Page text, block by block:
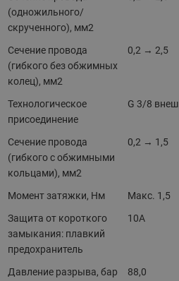
(одножильного/
скрученного), мм2
Сечение провода
(гибкого без обжимных
колец), мм2
0,2 → 2,5
Технологическое
присоединение
G 3/8
Сечение провода
(гибкого с обжимными
кольцами), мм2
0,2 → 1,5
Момент затяжки, Нм
Макс. 1,5
Защита от короткого
замыкания: плавкий
предохранитель
10A
Давление разрыва, бар
88,0